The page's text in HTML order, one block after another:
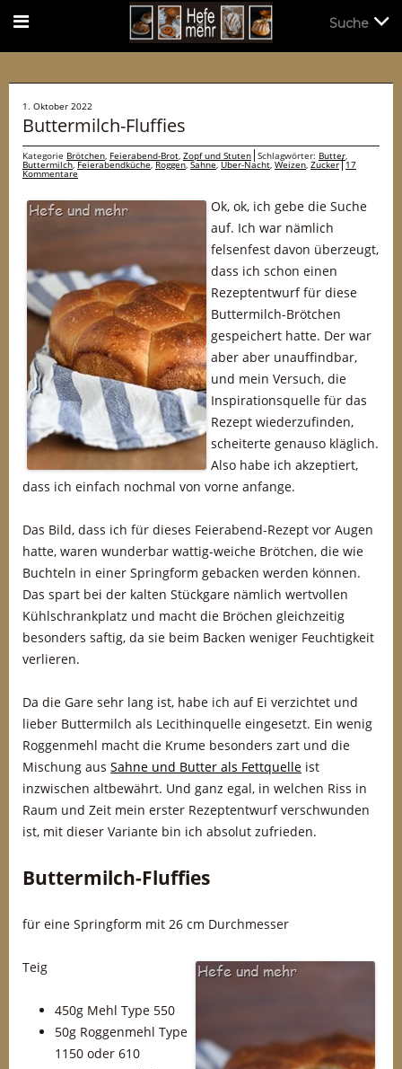
1. Oktober 2022
Buttermilch-Fluffies
Kategorie Brötchen, Feierabend-Brot, Zopf und Stuten Schlagwörter: Butter,
Buttermilch,Feierabendküche,Roggen,Sahne,Über-Nacht, Weizen, Zucker 17
Kommentare
Ok, ok, ich gebe die Suche
auf. Ich war nämlich
felsenfest davon überzeugt,
dass ich schon einen
Rezeptentwurf für diese
Buttermilch-Brötchen
gespeichert hatte. Der war
aber aber unauffindbar,
und mein Versuch, die
Inspirationsquelle für das
Rezept wiederzufinden,
scheiterte genauso kläglich.
Also habe ich akzeptiert,
dass ich einfach nochmal von vorne anfange.
Das Bild, dass ich für dieses Feierabend-Rezept vor Augen
hatte, waren wunderbar wattig-weiche Brötchen, die wie
Buchteln in einer Springform gebacken werden können.
Das spart bei der kalten Stückgare nämlich wertvollen
Kühlschrankplatz und macht die Bröchen gleichzeitig
besonders saftig, da sie beim Backen weniger Feuchtigkeit
verlieren.
Da die Gare sehr lang ist, habe ich auf Ei verzichtet und
lieber Buttermilch als Lecithinquelle eingesetzt. Ein wenig
Roggenmehl macht die Krume besonders zart und die
Mischung aus Sahne und Butter als Fettquelle ist
inzwischen altbewährt. Und ganz egal, in welchen Riss in
Raum und Zeit mein erster Rezeptentwurf verschwunden
ist, mit dieser Variante bin ich absolut zufrieden.
Buttermilch-Fluffies
für eine Springform mit 26 cm Durchmesser
Teig
450g Mehl Type 550
50g Roggenmehl Type
1150 oder 610
Suche
Suche